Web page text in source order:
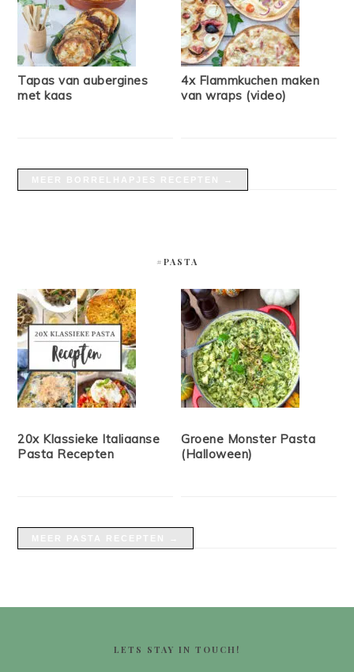
Tapas van aubergines
met kaas
4x Flammkuchen maken
van wraps (video)
#PASTA
20x Klassieke Italiaanse
Pasta Recepten
Groene Monster Pasta
(Halloween)
LETS STAY IN TOUCH!